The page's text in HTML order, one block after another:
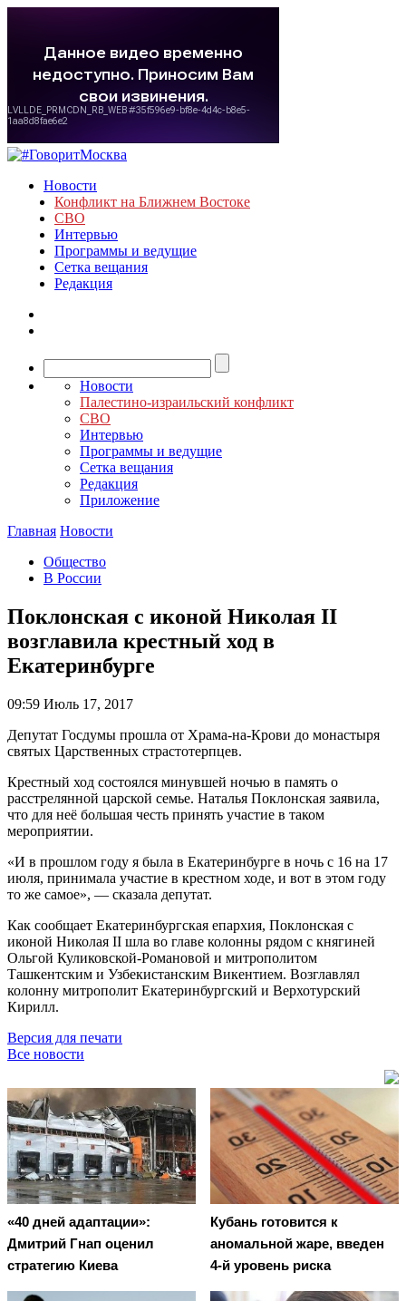
Новости
Конфликт на Ближнем Востоке
СВО
Интервью
Программы и ведущие
Сетка вещания
Редакция
Новости
Палестино-израильский конфликт
СВО
Интервью
Программы и ведущие
Сетка вещания
Редакция
Приложение
Главная Новости
Общество
В России
Поклонская с иконой Николая II
возглавила крестный ход в
Екатеринбурге
09:59 Июль 17, 2017
Депутат Госдумы прошла от Храма-на-Крови до монастыря
святых Царственных страстотерпцев.
Крестный ход состоялся минувшей ночью в память о
расстрелянной царской семье. Наталья Поклонская заявила,
что для неё большая честь принять участие в таком
мероприятии.
«И в прошлом году я была в Екатеринбурге в ночь с 16 на 17
июля, принимала участие в крестном ходе, и вот в этом году
то же самое», — сказала депутат.
Как сообщает Екатеринбургская епархия, Поклонская с
иконой Николая II шла во главе колонны рядом с княгиней
Ольгой Куликовской-Романовой и митрополитом
Ташкентским и Узбекистанским Викентием. Возглавлял
колонну митрополит Екатеринбургский и Верхотурский
Кирилл.
Версия для печати
Все новости
«40 дней адаптации»:
Дмитрий Гнап оценил
стратегию Киева
Кубань готовится к
аномальной жаре, введен
4-й уровень риска